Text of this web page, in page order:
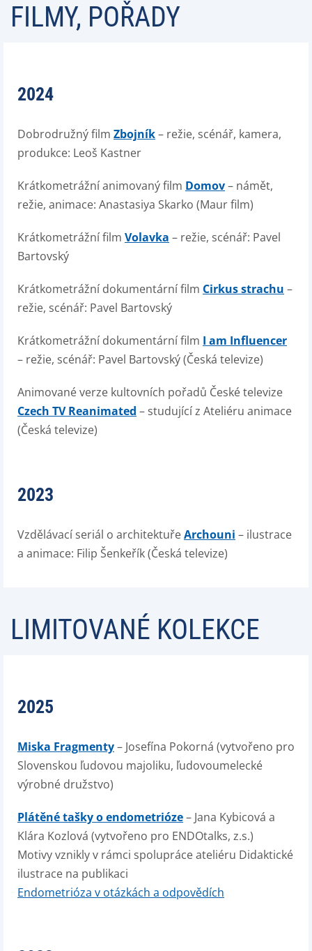
FILMY, POŘADY
2024
Dobrodružný film Zbojník– režie, scénář, kamera,
produkce: Leoš Kastner
Krátkometrážní animovaný film Domov– námět,
režie, animace: Anastasiya Skarko (Maur film)
Krátkometrážní film Volavka – režie, scénář: Pavel
Bartovský
Krátkometrážní dokumentárnífilm Cirkus strachu –
režie, scénář: Pavel Bartovský
Krátkometrážní dokumentární film I am Influencer
– režie, scénář: Pavel Bartovský (Česká televize)
Animované verze kultovních pořadů České televize
Czech TV Reanimated – studující z Ateliéru animace
(Česká televize)
2023
Vzdělávací seriál o architektuřeArchouni – ilustrace
a animace: Filip Šenkeřík (Česká televize)
LIMITOVANÉ KOLEKCE
2025
Miska Fragmenty– Josefína Pokorná (vytvořeno pro
Slovenskou ľudovou majoliku, ľudovoumelecké
výrobné družstvo)
Plátěné tašky o endometrióze– Jana Kybicová a
Klára Kozlová (vytvořeno pro ENDOtalks, z.s.)
Motivy vznikly v rámci spolupráce ateliéru Didaktické
ilustrace na publikaci
Endometrióza v otázkách a odpovědích